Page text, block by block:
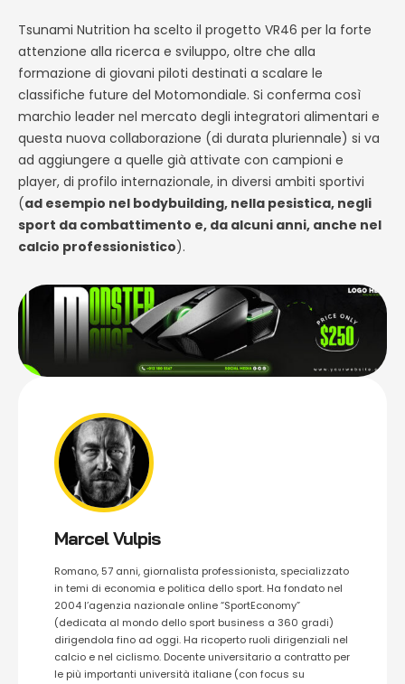
Tsunami Nutrition ha scelto il progetto VR46 per la forte
attenzione alla ricerca e sviluppo, oltre che alla
formazione di giovani piloti destinati a scalare le
classifiche future del Motomondiale. Si conferma così
marchio leader nel mercato degli integratori alimentari e
questa nuova collaborazione (di durata pluriennale) si va
ad aggiungere a quelle già attivate con campioni e
player, di profilo internazionale, in diversi ambiti sportivi
(ad esempio nel bodybuilding, nella pesistica, negli
sport da combattimento e, da alcuni anni, anche nel
calcio professionistico).
Marcel Vulpis
Romano, 57 anni, giornalista professionista, specializzato
in temi di economia e politica dello sport. Ha fondato nel
2004 l’agenzia nazionale online “SportEconomy”
(dedicata al mondo dello sport business a 360 gradi)
dirigendola fino ad oggi. Ha ricoperto ruoli dirigenziali nel
calcio e nel ciclismo. Docente universitario a contratto per
le più importanti università italiane (con focus su